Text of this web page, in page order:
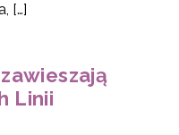
[…]
Linii